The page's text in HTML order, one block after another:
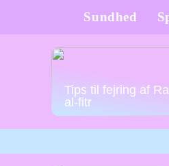
Sundhed
Tips til fejring af
al-fitr